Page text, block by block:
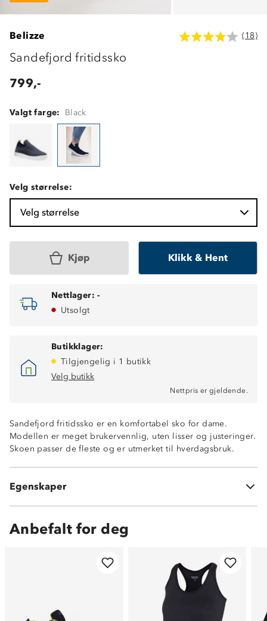
Belizze (18)
Sandefjord fritidssko
799,-
Valgt farge: Black
Velg størrelse:
Velg størrelse
Kjøp Klikk & Hent
Nettlager: -
Utsolgt
Butikklager:
Tilgjengelig i 1 butikk
Velg butikk
Nettpris er gjeldende.
Sandefjord fritidssko er en komfortabel sko for dame.
Modellen er meget brukervennlig, uten lisser og justeringer.
Skoen passer de fleste og er utmerket til hverdagsbruk.
Egenskaper
Luftig
Anbefalt for deg